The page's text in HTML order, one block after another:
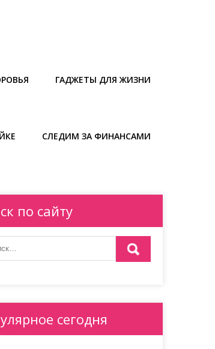
ГАДЖЕТЫ ДЛЯ ЖИЗНИ
СЛЕДИМ ЗА ФИНАНСАМИ
по сайту
сегодня